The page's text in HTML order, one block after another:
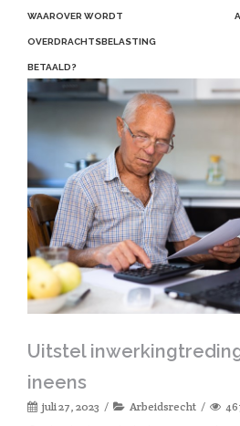
navigation
WAAROVER WORDT
OVERDRACHTSBELASTING
BETAALD?
Uitstel
ineens
juli 27, 2023 Arbeidsrecht